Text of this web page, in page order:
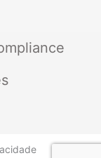
a
a
k
k